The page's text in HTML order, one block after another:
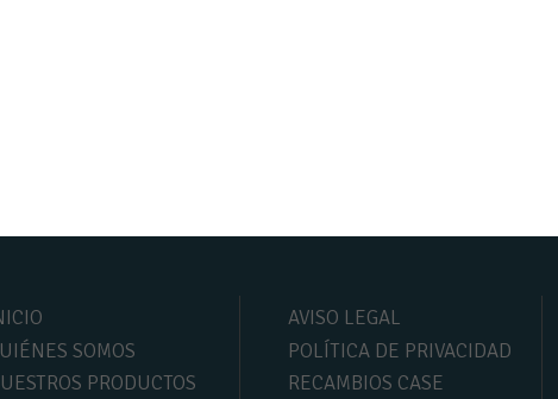
SOMOS
PRODUCTOS
AVISO LEGAL
POLÍTICA DE PRIVACIDAD
RECAMBIOS CASE